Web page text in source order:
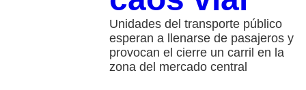
Unidades del transporte público
esperan a llenarse de pasajeros y
provocan el cierre un carril en la
zona del mercado central